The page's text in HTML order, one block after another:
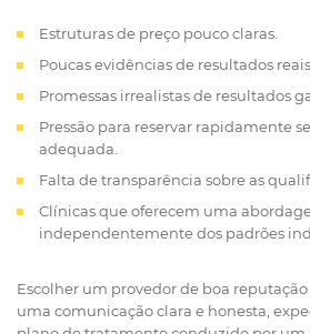
Estruturas de preço pouco claras.
Poucas evidências de resultados
Promessas irrealistas de resultados
Pressão para reservar rapidamente
adequada.
Falta de transparência sobre as
Clínicas que oferecem uma
independentemente dos padrões
Escolher um provedor de boa
uma comunicação clara e honesta,